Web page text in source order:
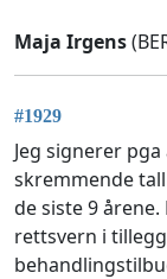
Maja Irgens
#1929
Jeg signerer
skremmende
de siste 9
rettsvern i